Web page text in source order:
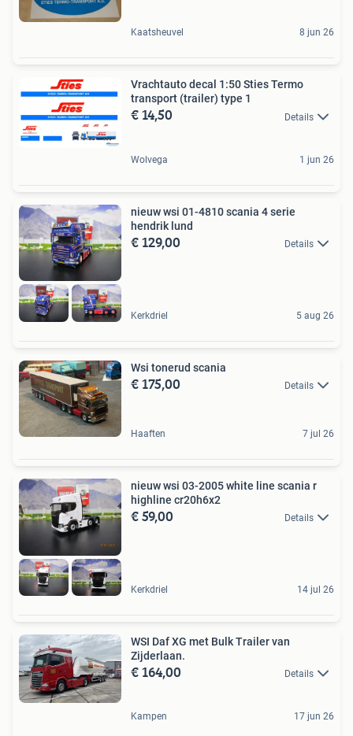
Kaatsheuvel 8 jun 26
Vrachtauto decal 1:50 Sties Termo
transport (trailer) type 1
€ 14,50 Details
Wolvega 1 jun 26
nieuw wsi 01-4810 scania 4 serie
hendrik lund
€ 129,00 Details
Kerkdriel 5 aug 26
Wsi tonerud scania
€ 175,00 Details
Haaften 7 jul 26
nieuw wsi 03-2005 white line scania r
highline cr20h6x2
€ 59,00 Details
Kerkdriel 14 jul 26
WSI Daf XG met Bulk Trailer van
Zijderlaan.
€ 164,00 Details
Kampen 17 jun 26